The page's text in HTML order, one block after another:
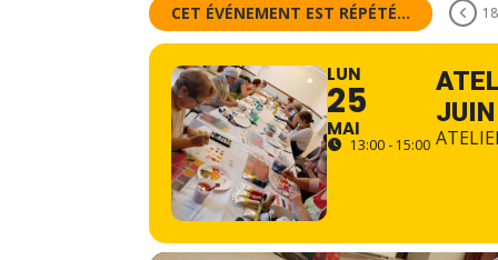
CET ÉVÉNEMENT EST RÉPÉTÉ...
LUN
25
MAI
13:00 - 15:00
JUIN